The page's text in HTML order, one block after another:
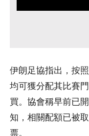
伊朗足協指出，按
均可獲分配其比賽
買。協會稱早前已
知，相關配額已被
票。